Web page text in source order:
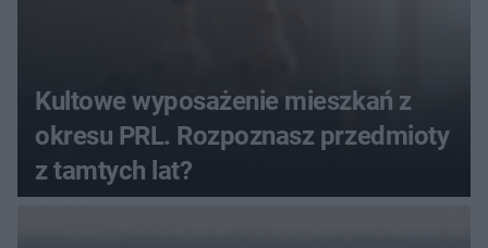
Kultowe wyposażenie mieszkań z
okresu PRL. Rozpoznasz przedmioty
z tamtych lat?